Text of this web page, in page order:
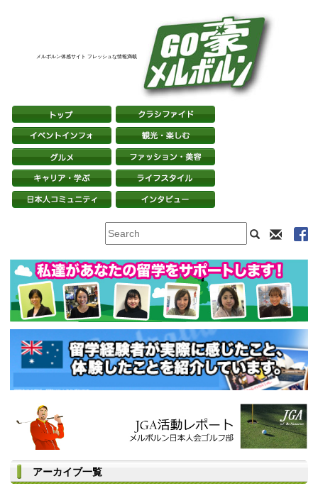
メルボルン体感サイト フレッシュな情報満載
アーカイブ一覧